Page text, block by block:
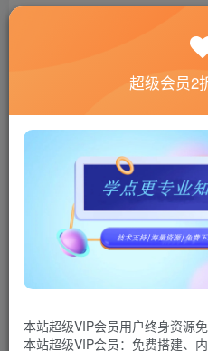
XMind 2022
联网教程： 内附教程
单机教程： 内附教程
不懂的话联系客服！！！
XMind 2022中文破解版
靡全球的头脑风暴和思维导图
国内使用广泛,拥有强大的功能
RCP软件架构,是集思维导图.
超级会员2
本站超级VIP会员用户终身资源
本站超级VIP会员：免费搭建、